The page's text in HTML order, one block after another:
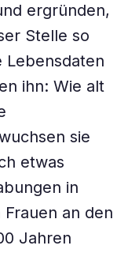
ergründen,
Stelle so
Lebensdaten
ihn: Wie alt
sie
etwas
in
an den
Jahren